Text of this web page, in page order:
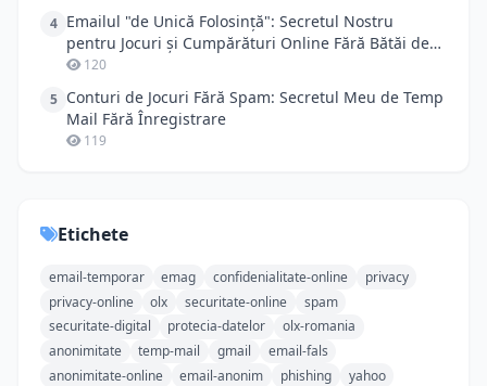
4 Emailul "de Unică Folosință": Secretul Nostru
pentru Jocuri și Cumpărături Online Fără Bătăi de
Cap120
5 Conturi de Jocuri Fără Spam: Secretul Meu de Temp
Mail Fără Înregistrare
119
Etichete
email-temporar emag confidenialitate-online
privacy
privacy-online
olx securitate-online
spam
securitate-digital
protecia-datelor
olx-romania
anonimitate
temp-mail gmail
email-fals
anonimitate-online
email-anonim phishing
yahoo